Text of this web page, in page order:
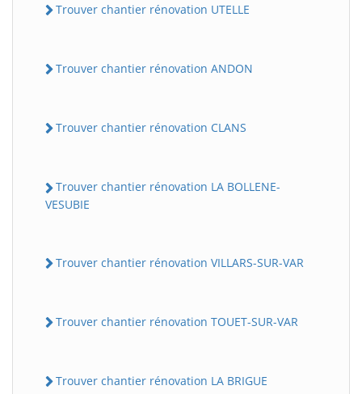
Trouver chantier rénovation UTELLE
Trouver chantier rénovation ANDON
Trouver chantier rénovation CLANS
Trouver chantier rénovation LA BOLLENE-
VESUBIE
Trouver chantier rénovation VILLARS-SUR-VAR
Trouver chantier rénovation TOUET-SUR-VAR
Trouver chantier rénovation LA BRIGUE